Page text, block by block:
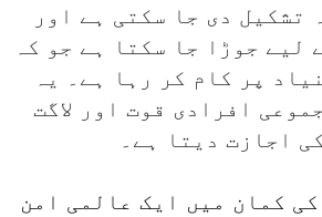
تشکیل دی جا سکتی ہے اور
لیے جوڑا جا سکتا ہے جو کہ
پر کام کر رہا ہے۔ یہ
افرادی قوت اور لاگت
اجازت دیتا ہے۔
کمان میں ایک عالمی امن